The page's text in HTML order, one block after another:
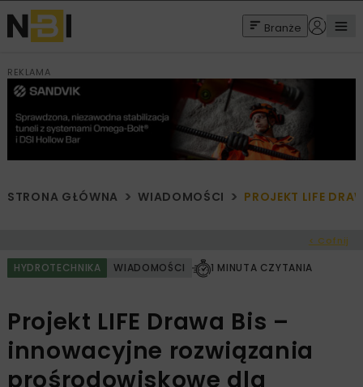
Branże
REKLAMA
STRONA GŁÓWNA WIADOMOŚCI PROJEKT LIFE
< Cofnij
HYDROTECHNIKA WIADOMOŚCI 1 MINUTA CZYTANIA
Projekt LIFE Drawa Bis –
innowacyjne rozwiązania
prośrodowiskowe dla